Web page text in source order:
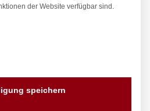
der Website verfügbar sind.
Gruppen, für die eine
speichern